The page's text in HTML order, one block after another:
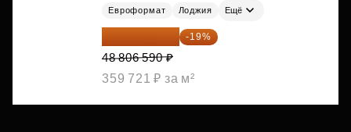
Евроформат Лоджия Ещё
39 533 338 ₽ -19%
48 806 590 ₽
359 721 ₽ за м²